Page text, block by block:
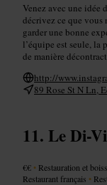
Venez avec une idée
décrivez ce que vous
garder une bonne
l’équipe est seule, la
de manière
http://
89 Rose St N Ln,
Le Di-
€€ • Restauration et
Restaurant français •